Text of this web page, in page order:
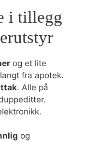
i tillegg
og et lite
fra apotek.
. Alle på
og